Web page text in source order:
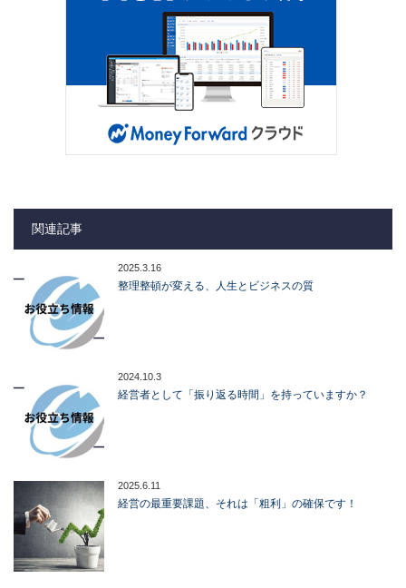
関連記事
2025.3.16
整理整頓が変える、人生とビジネスの質
2024.10.3
経営者として「振り返る時間」を持っていますか？
2025.6.11
経営の最重要課題、それは「粗利」の確保です！